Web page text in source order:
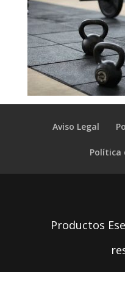
Aviso Legal
Política
Productos